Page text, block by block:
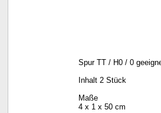
Spur TT / H0 / 0
Inhalt 2 Stück
Maße
4 x 1 x 50 cm